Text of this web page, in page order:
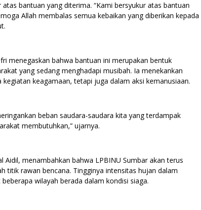
bantuan yang diterima. “Kami bersyukur atas bantuan
Allah membalas semua kebaikan yang diberikan kepada
menegaskan bahwa bantuan ini merupakan bentuk
yang sedang menghadapi musibah. Ia menekankan
keagamaan, tetapi juga dalam aksi kemanusiaan.
beban saudara-saudara kita yang terdampak
membutuhkan,” ujarnya.
Aidil, menambahkan bahwa LPBINU Sumbar akan terus
titik rawan bencana. Tingginya intensitas hujan dalam
wilayah berada dalam kondisi siaga.